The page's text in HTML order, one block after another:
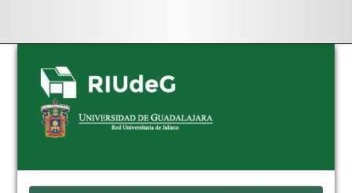
Skip
navigation